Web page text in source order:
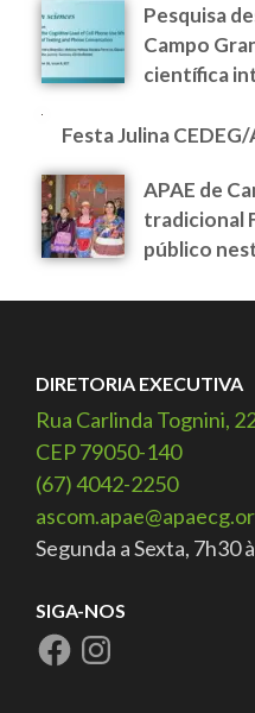
Pesquisa
Campo
científica
Festa Julina CEDEG/
APAE de
tradicional
público
DIRETORIA EXECUTIVA
Rua Carlinda Tognini,
CEP 79050-140
(67) 4042-2250
Segunda a Sexta, 7h30
SIGA-NOS